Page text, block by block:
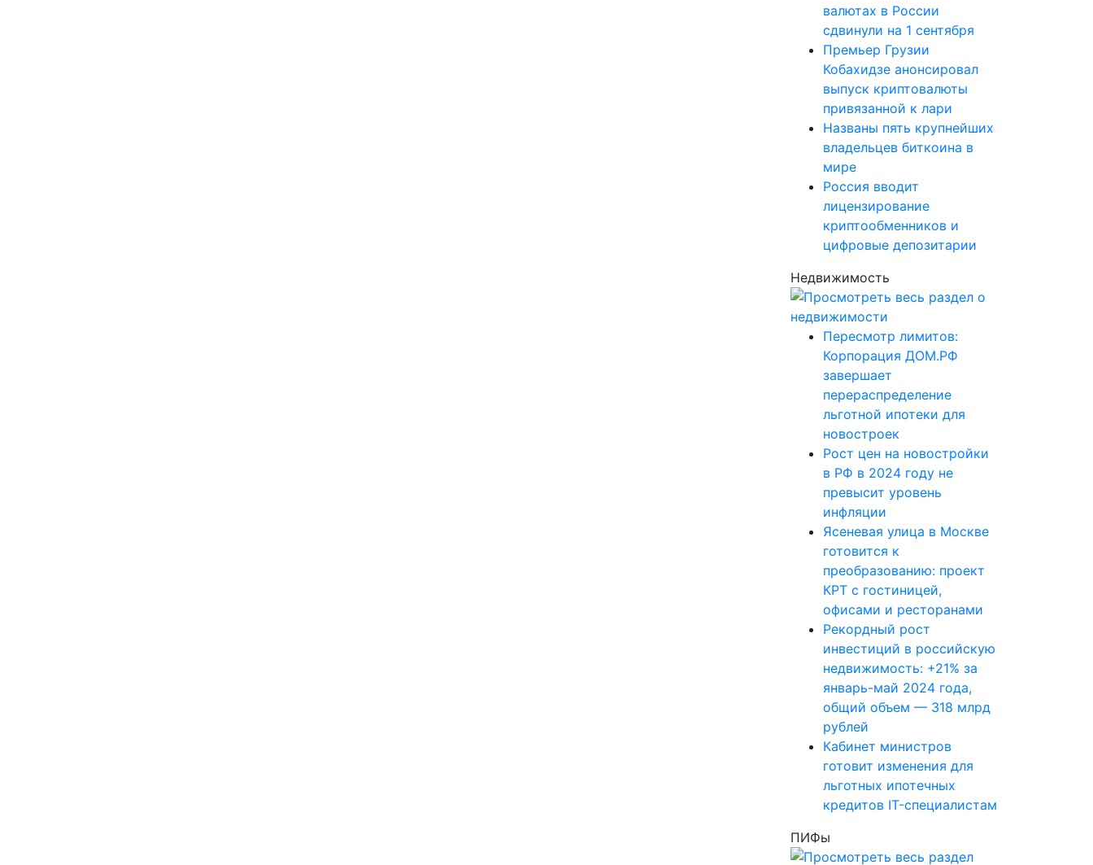
валютах в России
сдвинули на 1 сентября
Премьер Грузии
Кобахидзе анонсировал
выпуск криптовалюты
привязанной к лари
Названы пять крупнейших
владельцев биткоина в
мире
Россия вводит
лицензирование
криптообменников и
цифровые депозитарии
Недвижимость
Пересмотр лимитов:
Корпорация ДОМ.РФ
завершает
перераспределение
льготной ипотеки для
новостроек
Рост цен на новостройки
в РФ в 2024 году не
превысит уровень
инфляции
Ясеневая улица в Москве
готовится к
преобразованию: проект
КРТ с гостиницей,
офисами и ресторанами
Рекордный рост
инвестиций в российскую
недвижимость: +21% за
январь-май 2024 года,
общий объем — 318 млрд
рублей
Кабинет министров
готовит изменения для
льготных ипотечных
кредитов IT-специалистам
ПИФы